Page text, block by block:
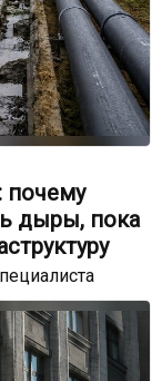
почему
дыры, пока